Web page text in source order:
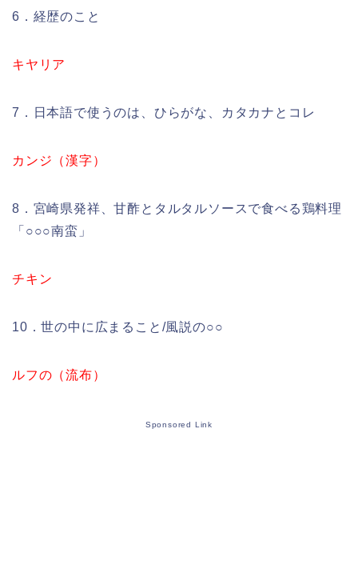
6．経歴のこと
キヤリア
7．日本語で使うのは、ひらがな、カタカナとコレ
カンジ（漢字）
8．宮崎県発祥、甘酢とタルタルソースで食べる鶏料理
「○○○南蛮」
チキン
10．世の中に広まること/風説の○○
ルフの（流布）
Sponsored Link